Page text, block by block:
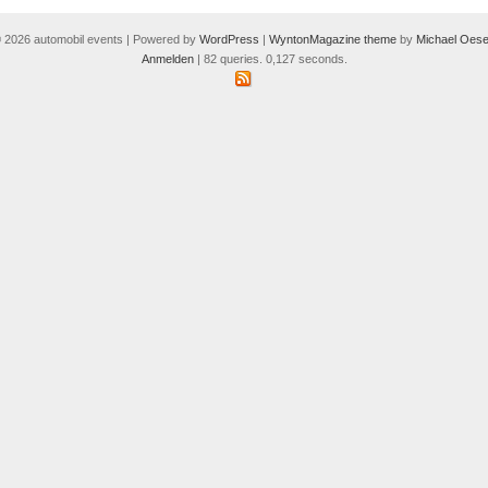
2026 automobil events | Powered by WordPress | WyntonMagazine theme by Michael
Anmelden| 82 queries. 0,127 seconds.